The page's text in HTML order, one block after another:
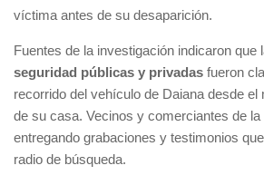
víctima antes de su desaparición.
Fuentes de la investigación indicaron que
seguridad públicas y privadas fueron
recorrido del vehículo de Daiana desde el
de su casa. Vecinos y comerciantes de
entregando grabaciones y testimonios
radio de búsqueda.